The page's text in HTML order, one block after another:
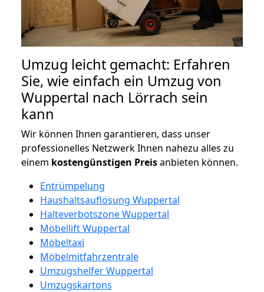
Umzug leicht gemacht: Erfahren
Sie, wie einfach ein Umzug von
Wuppertal nach Lörrach sein
kann
Wir können Ihnen garantieren, dass unser
professionelles Netzwerk Ihnen nahezu alles zu
einem kostengünstigen Preisanbieten können.
Entrümpelung
Haushaltsauflösung Wuppertal
Halteverbotszone Wuppertal
Möbellift Wuppertal
Möbeltaxi
Möbelmitfahrzentrale
Umzugshelfer Wuppertal
Umzugskartons